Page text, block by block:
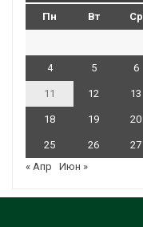
Пн Вт Ср
4 5 6
11 12 13
18 19 20
25 26 27
« Апр
Июн »